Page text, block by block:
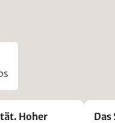
Hoher